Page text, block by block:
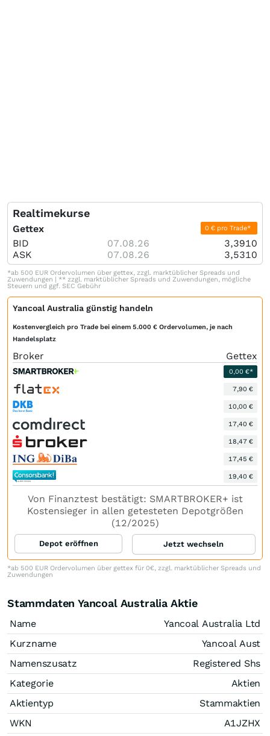
Realtimekurse
Gettex 0 € pro Trade*
BID 07.08.26
3,3910
ASK
07.08.26 3,5310
*ab 500 EUR Ordervolumen über gettex, zzgl. marktüblicher Spreads und
Zuwendungen | ** zzgl. marktüblicher Spreads und Zuwendungen, mögliche
Steuern und ggf. SEC Gebühr
Yancoal Australia günstig handeln
Kostenvergleich pro Trade bei einem 5.000 € Ordervolumen, je nach
Handelsplatz
Broker Gettex
0,00 €*
7,90 €
10,00 €
17,40 €
18,47 €
17,45 €
19,40 €
Von Finanztest bestätigt: SMARTBROKER+ ist
Kostensieger in allen getesteten Depotgrößen
(12/2025)
Depot eröffnen Jetzt wechseln
*ab 500 EUR Ordervolumen über gettex für 0€, zzgl. marktüblicher Spreads und
Zuwendungen
Stammdaten Yancoal Australia Aktie
Name
Yancoal Australia Ltd
Kurzname
Yancoal Aust
Namenszusatz
Registered Shs
Kategorie
Aktien
Aktientyp
Stammaktien
WKN
A1JZHX